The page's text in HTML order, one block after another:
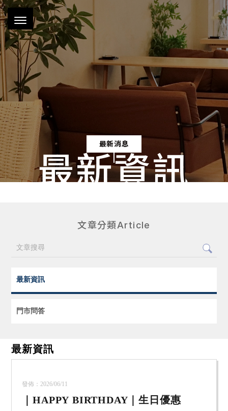
最新資訊
文章分類Article
最新資訊
門市問答
最新資訊
｜HAPPY BIRTHDAY｜生日優惠
發佈：2026/06/11